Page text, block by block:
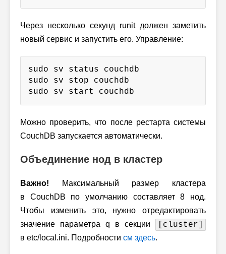
Через несколько секунд runit должен заметить
новый сервис и запустить его. Управление:
sudo sv status couchdb
sudo sv stop couchdb
sudo sv start couchdb
Можно проверить, что после рестарта системы
CouchDB запускается автоматически.
Объединение нод в кластер
Важно! Максимальный размер кластера
в CouchDB по умолчанию составляет 8 нод.
Чтобы изменить это, нужно отредактировать
значение параметра q в секции
[cluster]
в etc/local.ini. Подробности см здесь.